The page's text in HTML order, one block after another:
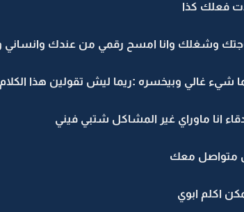
فعلك كذا
وشغلك وانا امسح رقمي من عندك
غالي وبيخسره :ريما ليش تقولين هذا
انا ماوراي غير المشاكل شتبي فيني
متواصل معك
اكلم ابوي